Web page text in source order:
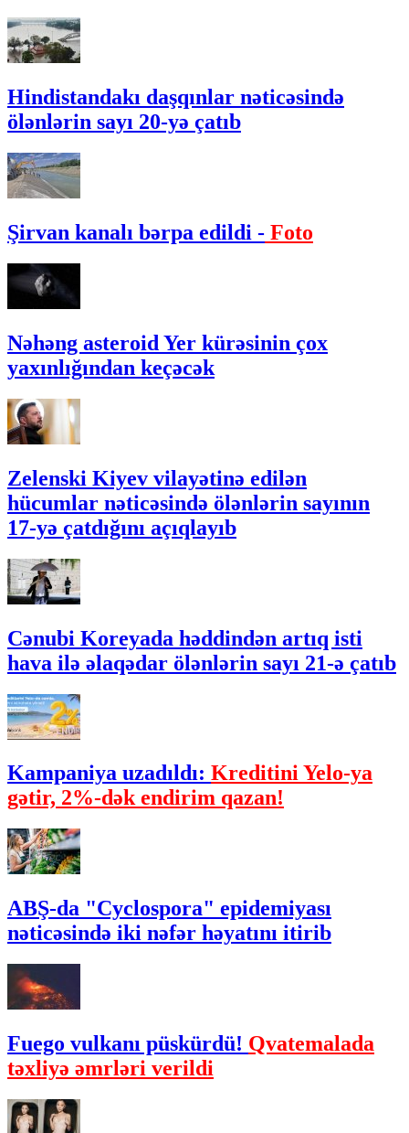
Hindistandakı daşqınlar nəticəsində
ölənlərin sayı 20-yə çatıb
Şirvan kanalı bərpa edildi - Foto
Nəhəng asteroid Yer kürəsinin çox
yaxınlığından keçəcək
Zelenski Kiyev vilayətinə edilən
hücumlar nəticəsində ölənlərin sayının
17-yə çatdığını açıqlayıb
Cənubi Koreyada həddindən artıq isti
hava ilə əlaqədar ölənlərin sayı 21-ə çatıb
Kampaniya uzadıldı: Kreditini Yelo-ya
gətir, 2%-dək endirim qazan!
ABŞ-da "Cyclospora" epidemiyası
nəticəsində iki nəfər həyatını itirib
Fuego vulkanı püskürdü! Qvatemalada
təxliyə əmrləri verildi